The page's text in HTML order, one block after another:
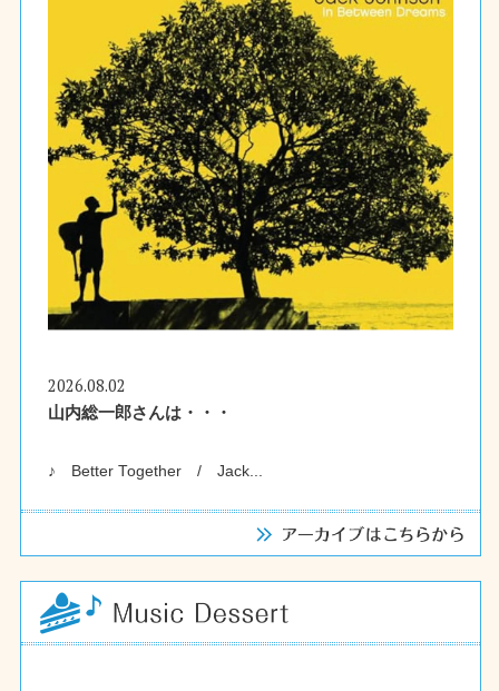
2026.08.02
山内総一郎さんは・・・
♪ Better Together / Jack...